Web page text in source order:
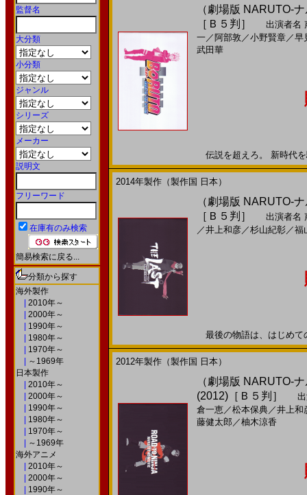
監督名
大分類
小分類
ジャンル
シリーズ
メーカー
説明文
フリーワード
在庫有のみ検索
簡易検索に戻る...
分類から探す
海外製作
2010年～
2000年～
1990年～
1980年～
1970年～
～1969年
日本製作
2010年～
2000年～
1990年～
1980年～
1970年～
～1969年
海外アニメ
2010年～
2000年～
1990年～
（劇場版 NARUTO-
［Ｂ５判］
出演者名
一 ／ 阿部敦／小野賢章／早
武田華
伝説を超えろ。 新時代
2014年製作（製作国 日本）
（劇場版 NARUTO-
［Ｂ５判］
出演者名
／井上和彦／杉山紀彰／福
最後の物語は、はじめ
2012年製作（製作国 日本）
（劇場版 NARUTO-
(2012)［Ｂ５判］
出
倉一恵／松本保典／井上和
藤健太郎 ／柚木涼香